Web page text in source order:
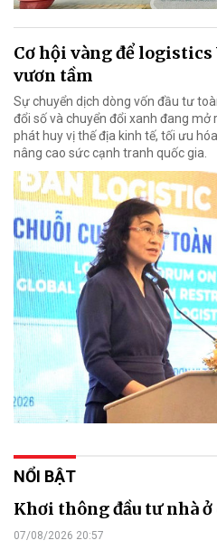
Cơ hội vàng để
vươn tầm
Sự chuyển dịch dòng vốn đầu tư
đổi số và chuyển đổi xanh đang mở
phát huy vị thế địa kinh tế, tối ưu
nâng cao sức cạnh tranh quốc gia.
NỔI BẬT
Khơi thông đầu tư nhà ở
07/08/2026 20:57